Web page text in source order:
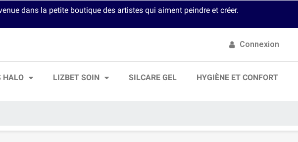
dans la petite boutique des artistes qui aiment peindre et créer.
Connexion
HALO LIZBET SOIN SILCARE GEL HYGIÈNE ET CONFORT